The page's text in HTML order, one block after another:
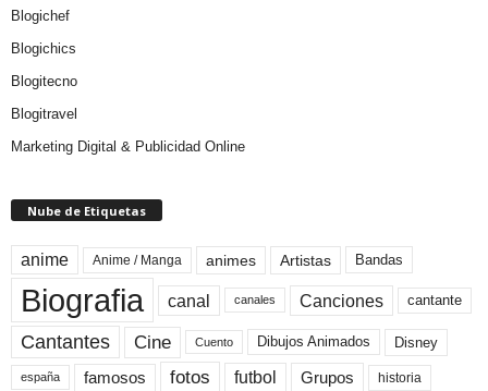
Blogichef
Blogichics
Blogitecno
Blogitravel
Marketing Digital & Publicidad Online
Nube de Etiquetas
anime Anime / Manga animes Artistas Bandas
Biografia canal canales Canciones cantante
Cantantes Cine Cuento Dibujos Animados Disney
españa famosos fotos futbol Grupos historia